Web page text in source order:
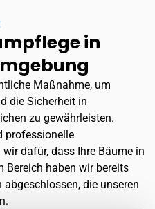
in
Maßnahme, um
die Sicherheit in
zu gewährleisten.
professionelle
dafür, dass Ihre Bäume in
Bereich haben wir bereits
die unseren